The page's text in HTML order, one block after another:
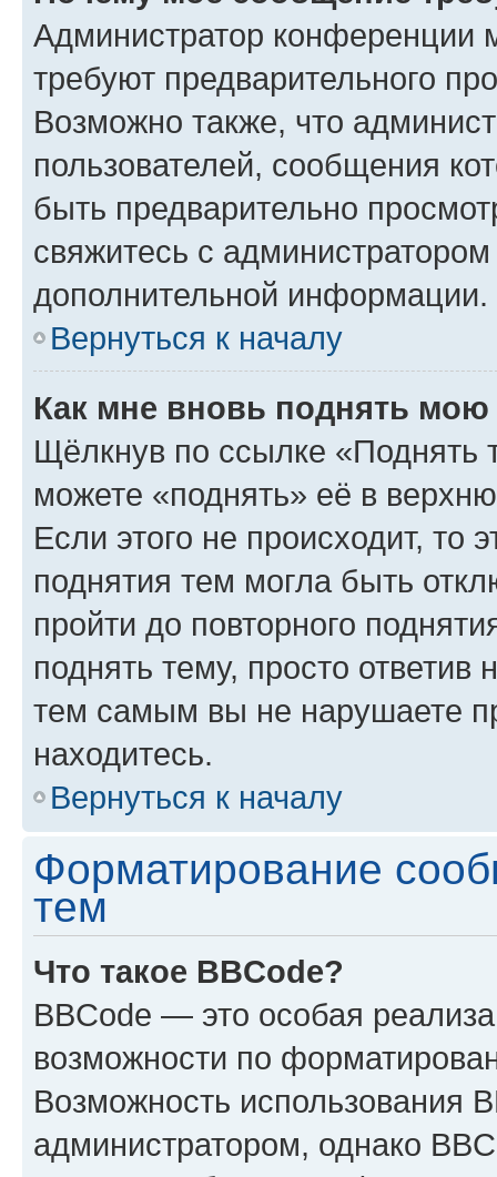
Администратор конференции
требуют предварительного
Возможно также, что
пользователей, сообщения
быть предварительно
свяжитесь с
дополнительной информации.
Вернуться к началу
Как мне вновь поднять мою
Щёлкнув по ссылке «Поднять
можете «поднять» её в
Если этого не происходит, то
поднятия тем могла быть
пройти до повторного
поднять тему, просто ответив
тем самым вы не нарушаете
находитесь.
Вернуться к началу
Форматирование
тем
Что такое BBCode?
BBCode — это особая
возможности по
Возможность использования
администратором, однако